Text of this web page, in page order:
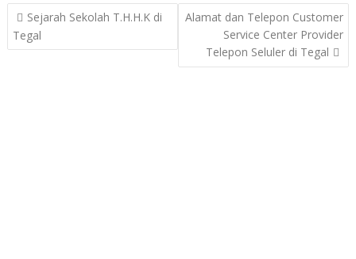
Post
navigation
Sejarah Sekolah T.H.H.K di
Tegal
Alamat dan Telepon Customer
Service Center Provider
Telepon Seluler di Tegal